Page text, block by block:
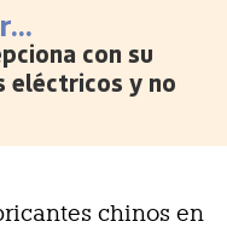
con su
eléctricos y no
chinos en